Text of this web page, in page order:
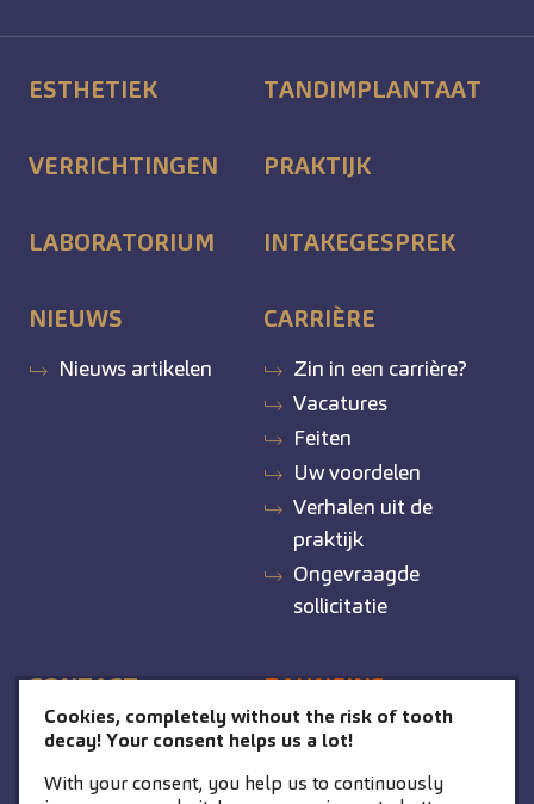
ESTHETIEK TANDIMPLANTAAT
VERRICHTINGEN PRAKTIJK
LABORATORIUM INTAKEGESPREK
NIEUWS
Nieuws artikelen
CARRIÈRE
Zin in een carrière?
Vacatures
Feiten
Uw voordelen
Verhalen uit de
praktijk
Ongevraagde
sollicitatie
CONTACT ZAHNEINS
zahneins.com
Cookies, completely without the risk of tooth
decay! Your consent helps us a lot!
With your consent, you help us to continuously